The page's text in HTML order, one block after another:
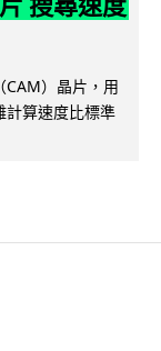
）晶片，用
計算速度比標準